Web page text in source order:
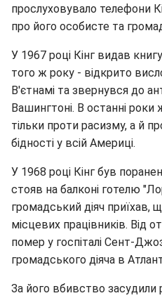
прослуховувало телефони
про його особисте та
У 1967 році Кінг видав
того ж року - відкрито
В'єтнамі та звернувся до
Вашингтоні. В останні роки
тільки проти расизму, а й
бідності у всій Америці.
У 1968 році Кінг був
стояв на балконі готелю
громадський діяч приїхав,
місцевих працівників. Від
помер у госпіталі Сент-
громадського діяча в
За його вбивство